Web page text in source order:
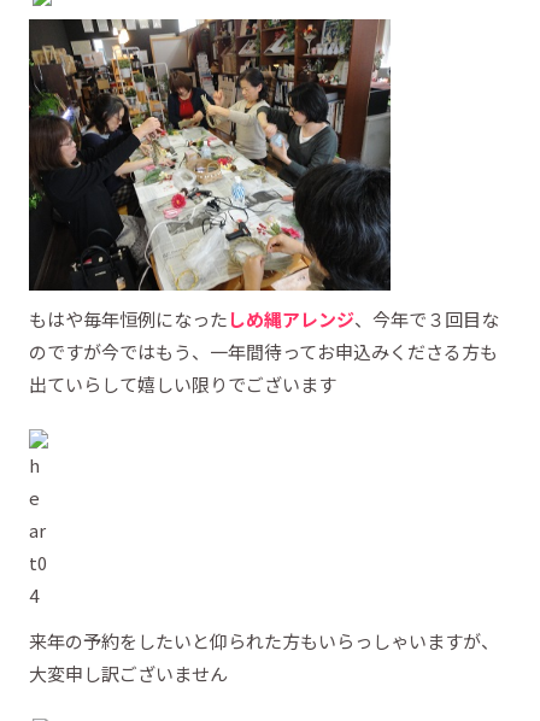
もはや毎年恒例になったしめ縄アレンジ、今年で３回目な
のですが今ではもう、一年間待ってお申込みくださる方も
出ていらして嬉しい限りでございます
来年の予約をしたいと仰られた方もいらっしゃいますが、
大変申し訳ございません